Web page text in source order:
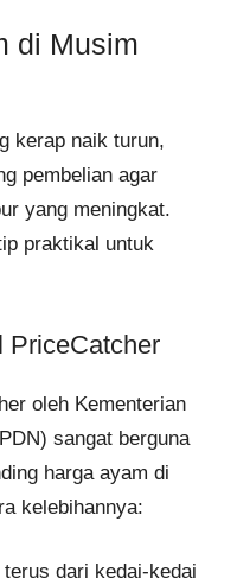
di Musim
kerap naik turun,
pembelian agar
yang meningkat.
praktikal untuk
PriceCatcher
oleh Kementerian
sangat berguna
harga ayam di
kelebihannya:
dari kedai-kedai